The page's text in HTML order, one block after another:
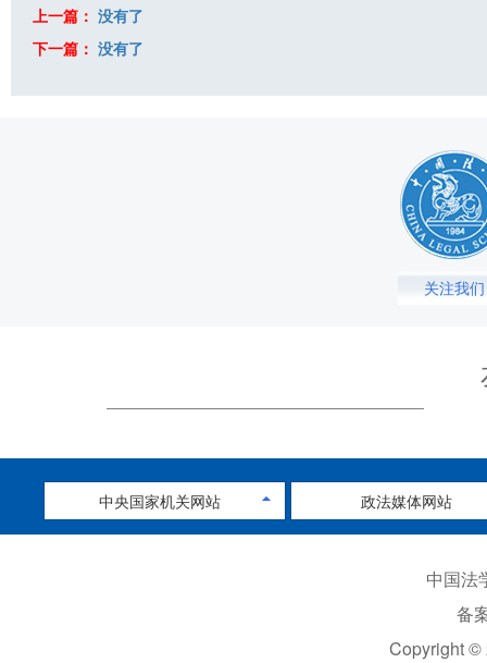
上一篇： 没有了
下一篇： 没有了
关注我们
中央国家机关网站 政法媒体网站
中国法
备
Copyright ©